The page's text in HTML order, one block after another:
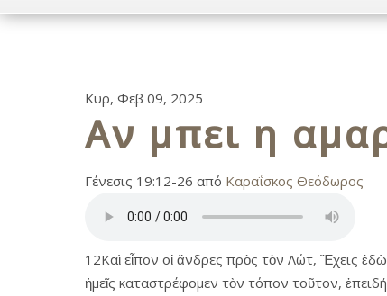
Κυρ, Φεβ 09, 2025
Αν μπει η
Γένεσις 19:12-26 από Καραΐσκος Θεόδωρος
12Καὶ εἶπον οἱ ἄνδρες πρὸς τὸν Λώτ, Ἔχεις
ἡμεῖς καταστρέφομεν τὸν τόπον τοῦτον,